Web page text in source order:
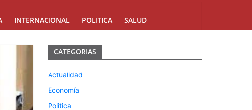
INTERNACIONAL POLITICA SALUD
CATEGORIAS
Actualidad
Economía
Politica